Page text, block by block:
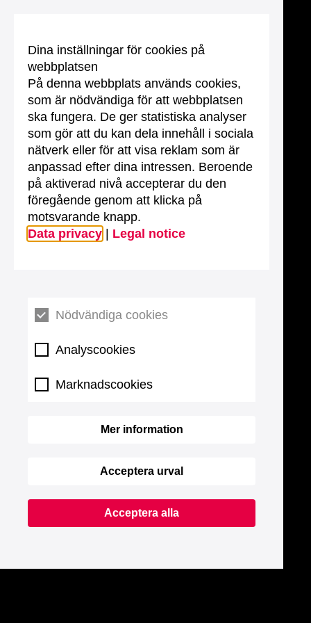
Dina inställningar för cookies på
webbplatsen
På denna webbplats används cookies,
som är nödvändiga för att webbplatsen
ska fungera. De ger statistiska analyser
som gör att du kan dela innehåll i sociala
nätverk eller för att visa reklam som är
anpassad efter dina intressen. Beroende
på aktiverad nivå accepterar du den
föregående genom att klicka på
motsvarande knapp.
Data privacy
Legal notice
Nödvändiga cookies
Analyscookies
Marknadscookies
Mer information
Acceptera urval
Acceptera alla